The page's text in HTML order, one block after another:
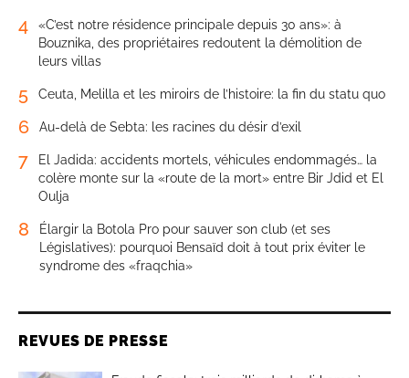
4
«C’est notre résidence principale depuis 30 ans»: à
Bouznika, des propriétaires redoutent la démolition de
leurs villas
5 Ceuta, Melilla et les miroirs de l’histoire: la fin du statu quo
6 Au-delà de Sebta: les racines du désir d’exil
7
El Jadida: accidents mortels, véhicules endommagés… la
colère monte sur la «route de la mort» entre Bir Jdid et El
Oulja
8
Élargir la Botola Pro pour sauver son club (et ses
Législatives): pourquoi Bensaïd doit à tout prix éviter le
syndrome des «fraqchia»
REVUES DE PRESSE